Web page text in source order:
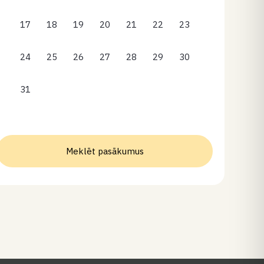
17 18 19 20 21 22 23
24 25 26 27 28 29 30
31
Meklēt pasākumus